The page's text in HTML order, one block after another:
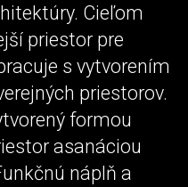
Cieľom
priestor pre
s vytvorením
priestorov.
formou
asanáciou
náplň a